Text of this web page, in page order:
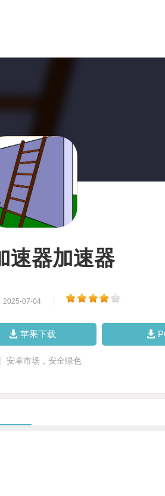
速器加速器
2025-07-04
苹果下载
安卓市场，安全绿色